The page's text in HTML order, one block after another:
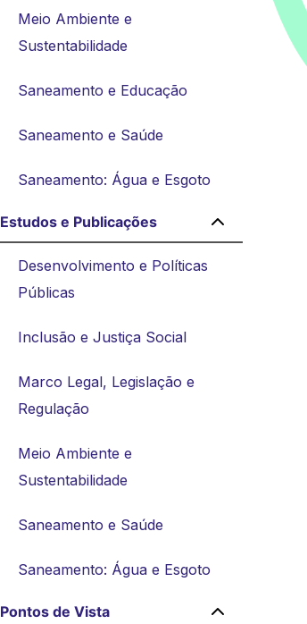
Meio Ambiente e
Sustentabilidade
Saneamento e Educação
Saneamento e Saúde
Saneamento: Água e Esgoto
Estudos e Publicações
Desenvolvimento e Políticas
Públicas
Inclusão e Justiça Social
Marco Legal, Legislação e
Regulação
Meio Ambiente e
Sustentabilidade
Saneamento e Saúde
Saneamento: Água e Esgoto
Pontos de Vista